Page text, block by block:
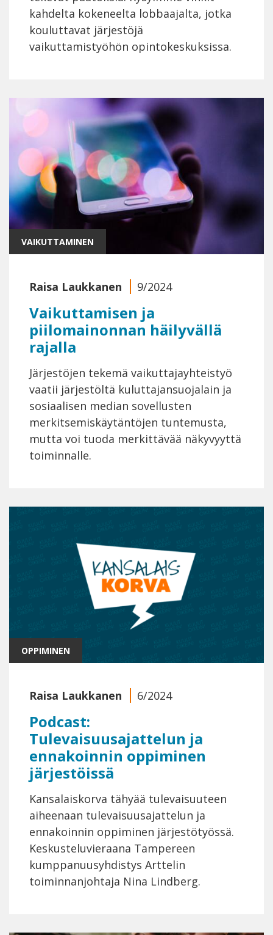
kahdelta kokeneelta lobbaajalta, jotka
kouluttavat järjestöjä
vaikuttamistyöhön opintokeskuksissa.
VAIKUTTAMINEN
Raisa Laukkanen 9/2024
Vaikuttamisen ja
piilomainonnan häilyvällä
rajalla
Järjestöjen tekemä vaikuttajayhteistyö
vaatii järjestöltä kuluttajansuojalain ja
sosiaalisen median sovellusten
merkitsemiskäytäntöjen tuntemusta,
mutta voi tuoda merkittävää näkyvyyttä
toiminnalle.
OPPIMINEN
Raisa Laukkanen 6/2024
Podcast:
Tulevaisuusajattelun ja
ennakoinnin oppiminen
järjestöissä
Kansalaiskorva tähyää tulevaisuuteen
aiheenaan tulevaisuusajattelun ja
ennakoinnin oppiminen järjestötyössä.
Keskusteluvieraana Tampereen
kumppanuusyhdistys Arttelin
toiminnanjohtaja Nina Lindberg.